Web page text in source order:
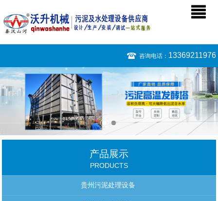
咨询电话： 13369211976
产品展示
PRODUCTS
贵州污泥处理设备